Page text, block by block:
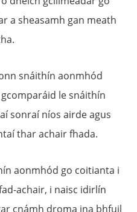
a sheasamh gan meath
snáithín aonmhód
le snáithín
sonraí níos airde agus
thar achair fhada.
aonmhód go coitianta i
achair, i naisc idirlín
cnámh droma ina bhfuil